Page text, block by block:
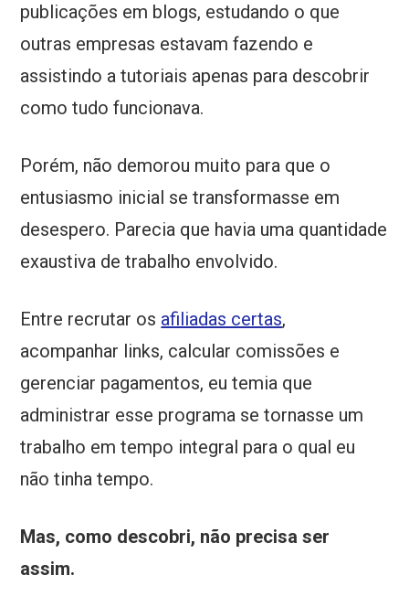
publicações em blogs, estudando o que
outras empresas estavam fazendo e
assistindo a tutoriais apenas para descobrir
como tudo funcionava.
Porém, não demorou muito para que o
entusiasmo inicial se transformasse em
desespero. Parecia que havia uma quantidade
exaustiva de trabalho envolvido.
Entre recrutar os afiliadas certas,
acompanhar links, calcular comissões e
gerenciar pagamentos, eu temia que
administrar esse programa se tornasse um
trabalho em tempo integral para o qual eu
não tinha tempo.
Mas, como descobri, não precisa ser
assim.